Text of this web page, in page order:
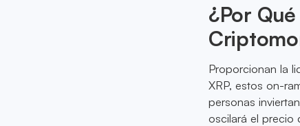
¿Por
Proporcionan la
XRP, estos on-
personas
oscilará el precio